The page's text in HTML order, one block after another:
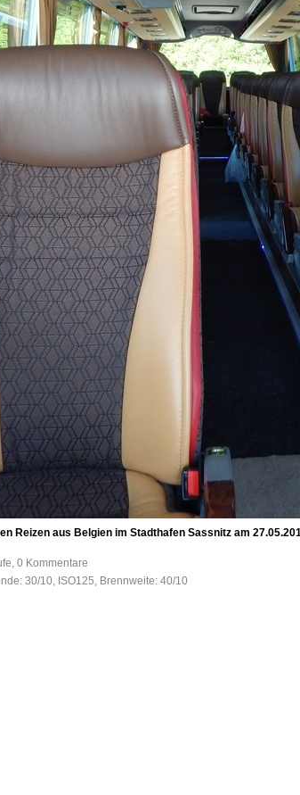
Reizen aus Belgien im Stadthafen Sassnitz am
0 Kommentare
30/10, ISO125, Brennweite: 40/10